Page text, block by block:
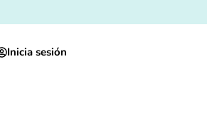
Inicia sesión